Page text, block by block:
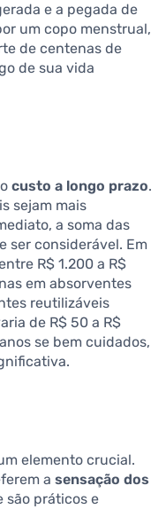
e a pegada de
um copo menstrual,
de centenas de
de sua vida
custo a longo prazo.
sejam mais
a soma das
ser considerável. Em
R$ 1.200 a R$
em absorventes
reutilizáveis
de R$ 50 a R$
se bem cuidados,
elemento crucial.
a sensação dos
são práticos e